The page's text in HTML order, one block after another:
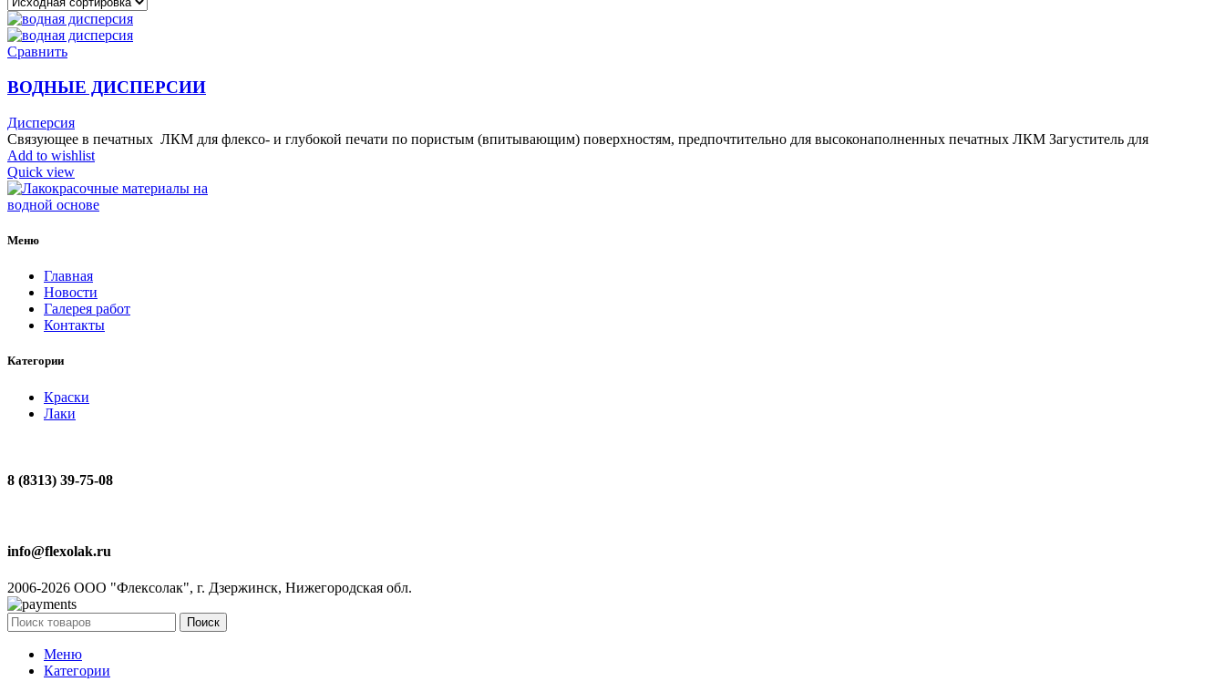
Сравнить
ВОДНЫЕ ДИСПЕРСИИ
Дисперсия
Связующее в печатных ЛКМ для флексо- и глубокой печати по пористым (впитывающим) поверхностям, предпочтительно для высоконаполненных печатных ЛКМ Загуститель для
Add to wishlist
Quick view
Меню
Главная
Новости
Галерея работ
Контакты
Категории
Краски
Лаки
8 (8313) 39-75-08
info@flexolak.ru
2006-2026 ООО "Флексолак", г. Дзержинск, Нижегородская обл.
Поиск
Меню
Категории